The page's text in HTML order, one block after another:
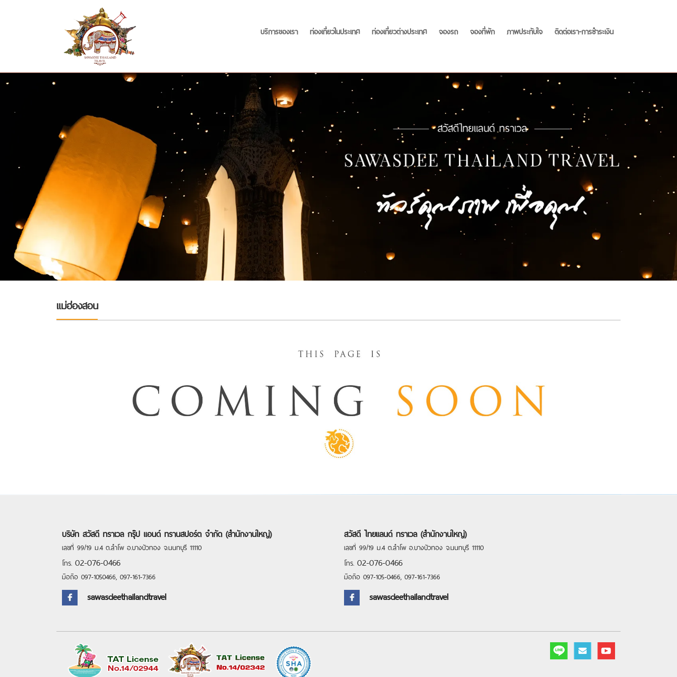
บริการของเรา ท่องเที่ยวในประเทศ ท่องเที่ยวต่างประเทศ จองรถ จองที่พัก ภาพประทับใจ ติดต่อเรา-การชำระเงิน
แม่ฮ่องสอน
บริษัท สวัสดี ทราเวล กรุ๊ป แอนด์ ทรานสปอร์ต จำกัด (สำนักงานใหญ่)
เลขที่ 99/19 ม.4 ต.ลำโพ อ.บางบัวทอง จ.นนทบุรี 11110
โทร. 02-076-0466
มือถือ 097-1050466, 097-161-7366
sawasdeethailandtravel
สวัสดี ไทยแลนด์ ทราเวล (สำนักงานใหญ่)
เลขที่ 99/19 ม.4 ต.ลำโพ อ.บางบัวทอง จ.นนทบุรี 11110
โทร. 02-076-0466
มือถือ 097-105-0466, 097-161-7366
sawasdeethailandtravel